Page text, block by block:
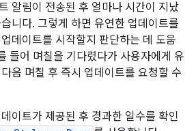
알림이 전송된 후 얼마나 시간이 지났
니다. 그렇게 하면 유연한 업데이트를
데이트를 시작할지 판단하는 데 도움
들어 며칠을 기다렸다가 사용자에게 유
음 며칠 후 즉시 업데이트를 요청할 수
이트가 제공된 후 경과한 일수를 확인